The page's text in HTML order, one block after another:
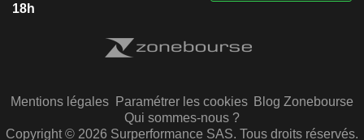
18h
Mentions légales Paramétrer les cookies Blog Zonebourse
Qui sommes-nous ?
Copyright © 2026 Surperformance SAS. Tous droits réservés.